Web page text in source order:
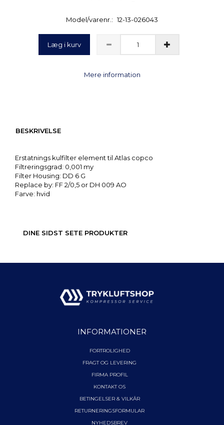
Model/varenr.: 12-13-026043
Læg i kurv
Mere information
BESKRIVELSE
Erstatnings kulfilter element til Atlas copco
Filtreringsgrad: 0,001 my
Filter Housing: DD 6 G
Replace by: FF 2/0,5 or DH 009 AO
Farve: hvid
DINE SIDST SETE PRODUKTER
INFORMATIONER
FORTROLIGHED
FRAGT OG LEVERING
FIRMA PROFIL
KONTAKT OS
BETINGELSER & VILKÅR
RETURNERINGSFORMULAR
NYHEDSBREV